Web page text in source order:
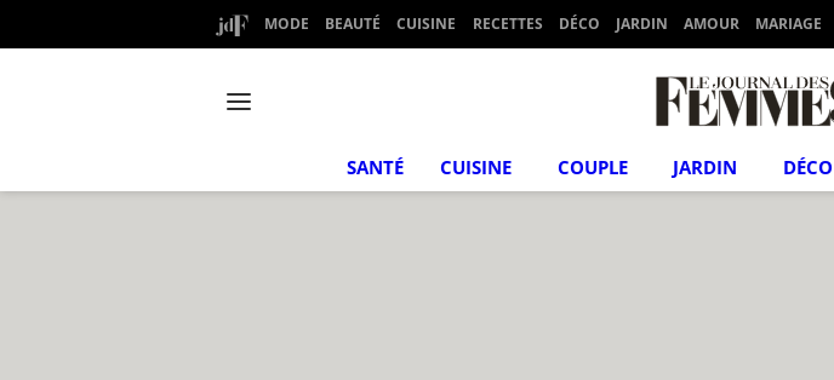
MODE BEAUTÉ CUISINE RECETTES DÉCO JARDIN AMOUR MARIAGE
SANTÉ CUISINE COUPLE JARDIN DÉCO